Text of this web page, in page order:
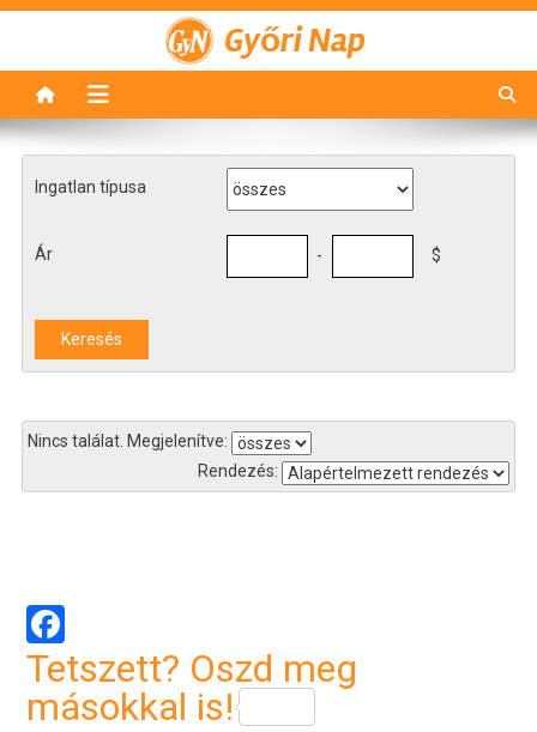
Győri Nap
Ingatlan típusa
Ár - $
Nincs találat. Megjelenítve:
Rendezés:
navigáció
Tetszett? Oszd meg
másokkal is!